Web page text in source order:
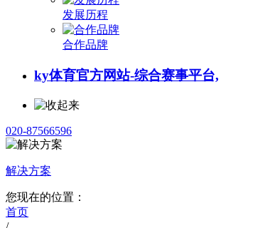
发展历程
合作品牌
ky体育官方网站-综合赛事平台,
020-87566596
解决方案
您现在的位置：
首页